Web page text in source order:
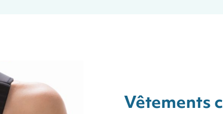
Vêtements